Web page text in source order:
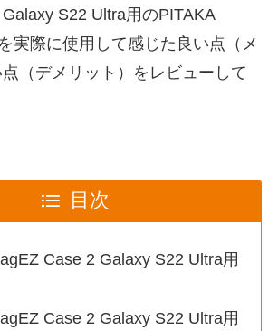
S22 Ultra用のPITAKA
実際に使用して感じた良い点（メ
（デメリット）をレビューして
目次
Case 2 Galaxy S22 Ultra用
Case 2 Galaxy S22 Ultra用